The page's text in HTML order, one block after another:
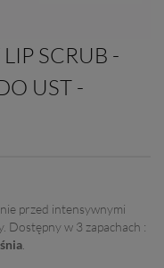
SCRUB -
UST -
przed intensywnymi
Dostępny w 3 zapachach :
.